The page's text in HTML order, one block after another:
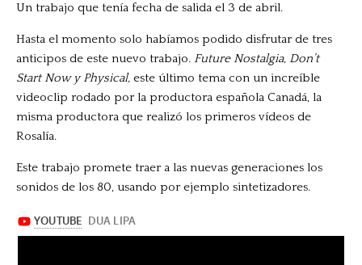
Un trabajo que tenía fecha de salida el 3 de abril.
Hasta el momento solo habíamos podido disfrutar de tres
anticipos de este nuevo trabajo. Future Nostalgia, Don’t
Start Now y Physical, este último tema con un increíble
videoclip rodado por la productora española Canadá, la
misma productora que realizó los primeros vídeos de
Rosalía.
Este trabajo promete traer a las nuevas generaciones los
sonidos de los 80, usando por ejemplo sintetizadores.